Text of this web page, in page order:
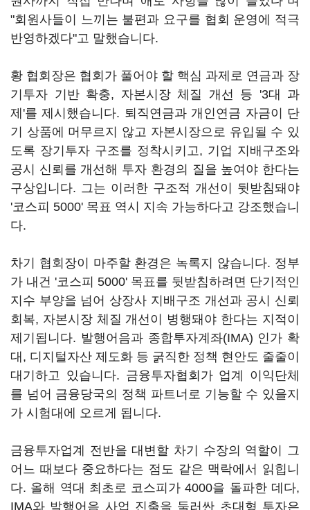
"회원사들이 느끼는 불편과 요구를 협회 운영에 적극
반영하겠다"고 말했습니다.
황 협회장은 협회가 풀어야 할 핵심 과제로 연금과 장
기투자 기반 확충, 자본시장 체질 개선 등 '3대 과
제'를 제시했습니다. 퇴직연금과 개인연금 자금이 단
기 상품에 머무르지 않고 자본시장으로 유입될 수 있
도록 장기투자 구조를 정착시키고, 기업 지배구조와
공시 신뢰를 개선해 투자 환경의 질을 높여야 한다는
구상입니다. 그는 이러한 구조적 개선이 뒷받침돼야
'코스피 5000' 목표 역시 지속 가능하다고 강조했습니
다.
차기 협회장이 마주할 환경은 녹록지 않습니다. 정부
가 내건 '코스피 5000' 목표를 뒷받침하려면 단기적인
지수 부양을 넘어 상장사 지배구조 개선과 공시 신뢰
회복, 자본시장 체질 개선이 병행돼야 한다는 지적이
제기됩니다. 발행어음과 종합투자계좌(IMA) 인가 확
대, 디지털자산 제도화 등 굵직한 정책 현안도 줄줄이
대기하고 있습니다. 금융투자협회가 업계 이익단체
를 넘어 금융당국의 정책 파트너로 기능할 수 있을지
가 시험대에 오르게 됩니다.
금융투자업계 전반을 대변할 차기 수장의 역할이 그
어느 때보다 중요하다는 점도 같은 맥락에서 읽힙니
다. 올해 역대 최초로 코스피가 4000을 돌파한 데다,
IMA와 발행어음 사업 진출을 둘러싼 초대형 투자은